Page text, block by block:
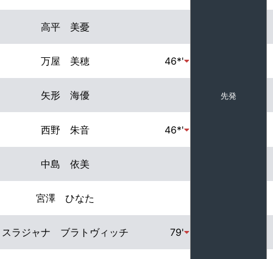
先発
高平 美憂
万屋 美穂 46*'
矢形 海優
西野 朱音 46*'
中島 依美
宮澤 ひなた
スラジャナ ブラトヴィッチ 79'